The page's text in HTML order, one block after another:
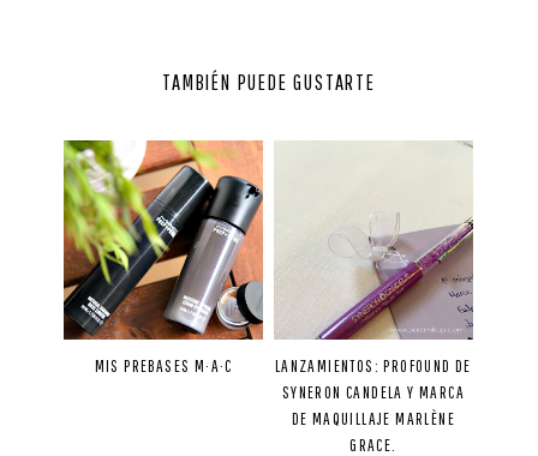
TAMBIÉN PUEDE GUSTARTE
MIS PREBASES M·A·C
LANZAMIENTOS: PROFOUND DE
SYNERON CANDELA Y MARCA
DE MAQUILLAJE MARLÈNE
GRACE.